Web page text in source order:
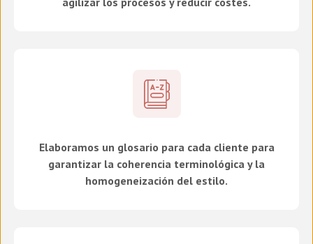
Elaboramos un glosario para cada cliente para
garantizar la coherencia terminológica y la
homogeneización del estilo.